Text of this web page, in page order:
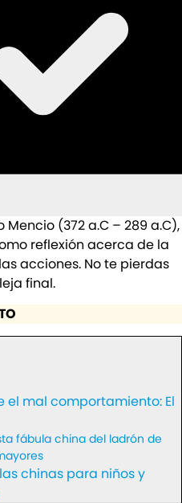
Mencio (372 a.C – 289 a.C),
reflexión acerca de la
acciones. No te pierdas
final.
el mal comportamiento: El
fábula china del ladrón de
chinas para niños y